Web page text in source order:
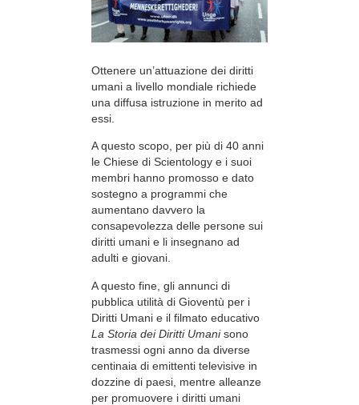
Ottenere un’attuazione dei diritti
umani a livello mondiale richiede
una diffusa istruzione in merito ad
essi.
A questo scopo, per più di 40 anni
le Chiese di Scientology e i suoi
membri hanno promosso e dato
sostegno a programmi che
aumentano davvero la
consapevolezza delle persone sui
diritti umani e li insegnano ad
adulti e giovani.
A questo fine, gli annunci di
pubblica utilità di Gioventù per i
Diritti Umani e il filmato educativo
La Storia dei Diritti Umanisono
trasmessi ogni anno da diverse
centinaia di emittenti televisive in
dozzine di paesi, mentre alleanze
per promuovere i diritti umani